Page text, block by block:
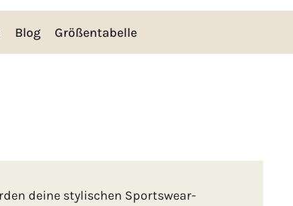
Blog Größentabelle
deine stylischen Sportswear-